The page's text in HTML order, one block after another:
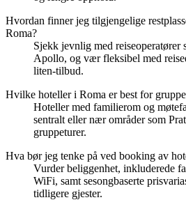
Hvordan finner jeg tilgjengelige
Roma?
Sjekk jevnlig med
Apollo, og vær fleksibel med
liten-tilbud.
Hvilke hoteller i Roma er best for
Hoteller med familierom og
sentralt eller nær områder som
gruppeturer.
Hva bør jeg tenke på ved booking av
Vurder beliggenhet, inkluderede
WiFi, samt sesongbaserte
tidligere gjester.